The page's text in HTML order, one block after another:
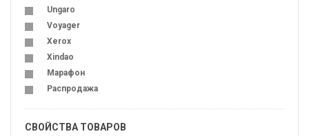
Ungaro
Voyager
Xerox
Xindao
Марафон
Распродажа
СВОЙСТВА ТОВАРОВ